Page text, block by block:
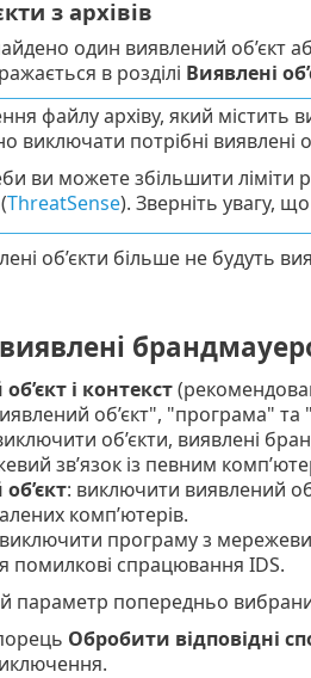
з архівів
один виявлений об’єкт
в розділі Виявлені
файлу архіву, який містить
виключати потрібні виявлені
ви можете збільшити ліміти
ThreatSense). Зверніть увагу,
об’єкти більше не будуть
і контекст
об’єкт", "програма" та
об’єкти, виявлені
зв’язок із певним
: виключити виявлений
комп’ютерів.
програму з
помилкові спрацювання IDS.
параметр попередньо
Обробити відповідні